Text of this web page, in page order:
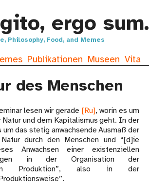
ergo sum.
Philosophy, Food, and Memes
Publikationen Museen Vita
des Menschen
lesen wir gerade [Ru], worin es um
Natur und dem Kapitalismus geht. In der
um das stetig anwachsende Ausmaß der
durch den Menschen und “[d]ie
Anwachsen einer existenziellen
in der Organisation der
Produktion”, also in der